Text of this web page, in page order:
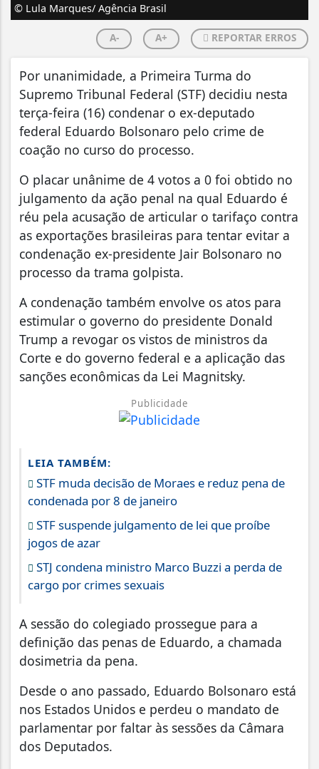
© Lula Marques/ Agência Brasil
A- A+ REPORTAR ERROS
Por unanimidade, a Primeira Turma do
Supremo Tribunal Federal (STF) decidiu nesta
terça-feira (16) condenar o ex-deputado
federal Eduardo Bolsonaro pelo crime de
coação no curso do processo.
O placar unânime de 4 votos a 0 foi obtido no
julgamento da ação penal na qual Eduardo é
réu pela acusação de articular o tarifaço contra
as exportações brasileiras para tentar evitar a
condenação ex-presidente Jair Bolsonaro no
processo da trama golpista.
A condenação também envolve os atos para
estimular o governo do presidente Donald
Trump a revogar os vistos de ministros da
Corte e do governo federal e a aplicação das
sanções econômicas da Lei Magnitsky.
Publicidade
LEIA TAMBÉM:
STF muda decisão de Moraes e reduz pena de
condenada por 8 de janeiro
STF suspende julgamento de lei que proíbe
jogos de azar
STJ condena ministro Marco Buzzi a perda de
cargo por crimes sexuais
A sessão do colegiado prossegue para a
definição das penas de Eduardo, a chamada
dosimetria da pena.
Desde o ano passado, Eduardo Bolsonaro está
nos Estados Unidos e perdeu o mandato de
parlamentar por faltar às sessões da Câmara
dos Deputados.